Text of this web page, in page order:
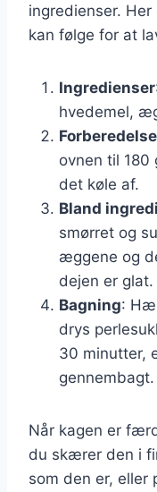
ingredienser.
kan følge for at
Ingredienser
hvedemel,
Forberedelse
ovnen til 180
det køle af.
Bland
smørret og
æggene og
dejen er glat.
Bagning:
drys
30 minutter,
gennembagt.
Når kagen er
du skærer den i
som den er, eller